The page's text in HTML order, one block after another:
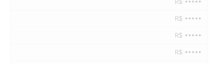
R$ •••••
R$ •••••
R$ •••••